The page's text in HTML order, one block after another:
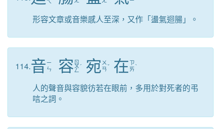
ㄟ
形容文章或音樂感人至深，又作「盪氣迴腸」。
114.音ㄧ
ㄣ
容 ㄖ
ㄨ
ㄥ
ˊ 宛 ㄨ
ㄢˇ 在 ㄗ
ㄞˋ
人的聲音與容貌彷若在眼前，多用於對死者的弔
唁之詞。